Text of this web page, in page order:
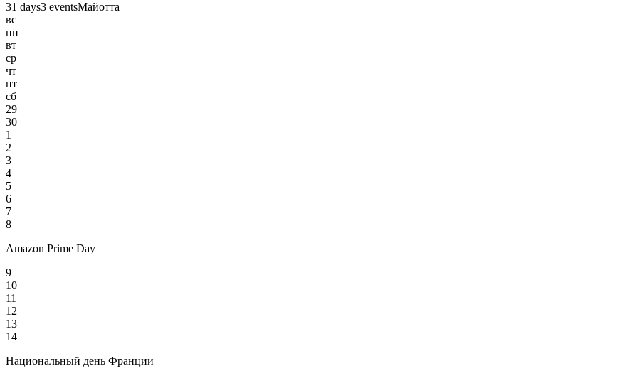
31 days3 eventsМайотта
вс
пн
вт
ср
чт
пт
сб
29
30
1
2
3
4
5
6
7
8
Amazon Prime Day
9
10
11
12
13
14
Национальный день Франции